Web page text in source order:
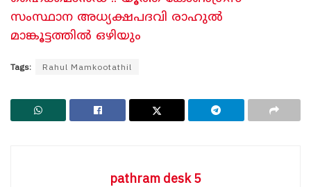
സംസ്ഥാന അധ്യക്ഷപദവി രാഹുൽ
മാങ്കൂട്ടത്തിൽ ഒഴിയും
Tags: Rahul Mamkootathil
pathram desk 5